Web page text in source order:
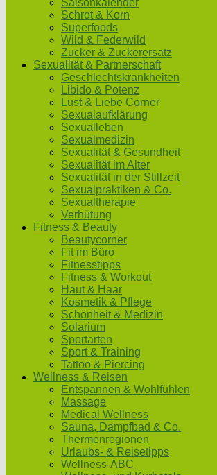
Saisonkalender
Schrot & Korn
Superfoods
Wild & Federwild
Zucker & Zuckerersatz
Sexualität & Partnerschaft
Geschlechtskrankheiten
Libido & Potenz
Lust & Liebe Corner
Sexualaufklärung
Sexualleben
Sexualmedizin
Sexualität & Gesundheit
Sexualität im Alter
Sexualität in der Stillzeit
Sexualpraktiken & Co.
Sexualtherapie
Verhütung
Fitness & Beauty
Beautycorner
Fit im Büro
Fitnesstipps
Fitness & Workout
Haut & Haar
Kosmetik & Pflege
Schönheit & Medizin
Solarium
Sportarten
Sport & Training
Tattoo & Piercing
Wellness & Reisen
Entspannen & Wohlfühlen
Massage
Medical Wellness
Sauna, Dampfbad & Co.
Thermenregionen
Urlaubs- & Reisetipps
Wellness-ABC